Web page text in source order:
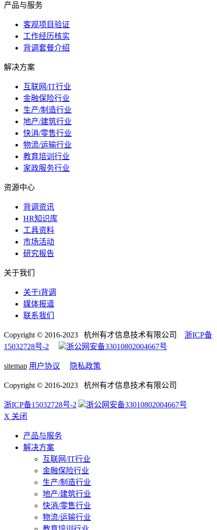
产品与服务
客观项目验证
工作经历核实
背调套餐介绍
解决方案
互联网/IT行业
金融保险行业
生产/制造行业
地产/建筑行业
快消/零售行业
物流/运输行业
教育培训行业
家政服务行业
资源中心
背调资讯
HR知识库
工具资料
市场活动
研究报告
关于我们
关于i背调
媒体报道
联系我们
Copyright © 2016-2023 杭州有才信息技术有限公司 浙ICP备
15032728号-2
浙公网安备33010802004667号
sitemap 用户协议 隐私政策
Copyright © 2016-2023 杭州有才信息技术有限公司
浙ICP备15032728号-2
浙公网安备33010802004667号
X 关闭
产品与服务
解决方案
互联网/IT行业
金融保险行业
生产/制造行业
地产/建筑行业
快消/零售行业
物流/运输行业